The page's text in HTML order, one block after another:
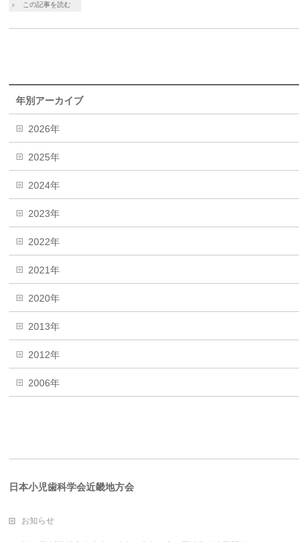
この記事を読む
年別アーカイブ
2026年
2025年
2024年
2023年
2022年
2021年
2020年
2013年
2012年
2006年
日本小児歯科学会近畿地方会
お知らせ